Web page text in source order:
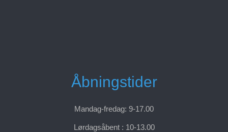
Åbningstider
Mandag-fredag: 9-17.00
Lørdagsåbent : 10-13.00